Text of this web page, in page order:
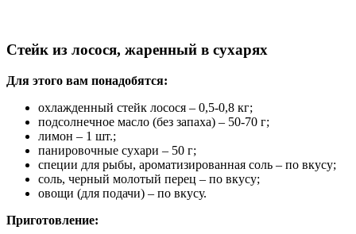
Стейк из лосося, жаренный в сухарях
Для этого вам понадобятся:
охлажденный стейк лосося – 0,5-0,8 кг;
подсолнечное масло (без запаха) – 50-70 г;
лимон – 1 шт.;
панировочные сухари – 50 г;
специи для рыбы, ароматизированная соль – по вкусу;
соль, черный молотый перец – по вкусу;
овощи (для подачи) – по вкусу.
Приготовление: